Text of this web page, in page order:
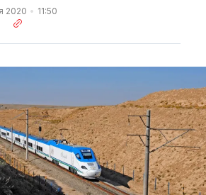
2020 11:50